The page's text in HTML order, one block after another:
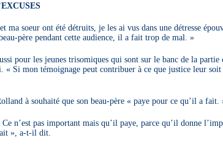
ma soeur ont été détruits, je les ai vus dans une détresse
père pendant cette audience, il a fait trop de mal. »
pour les jeunes trisomiques qui sont sur le banc de la
Si mon témoignage peut contribuer à ce que justice leur soit
à souhaité que son beau-père « paye pour ce qu’il a fait.
n’est pas important mais qu’il paye, parce qu’il donne
», a-t-il dit.